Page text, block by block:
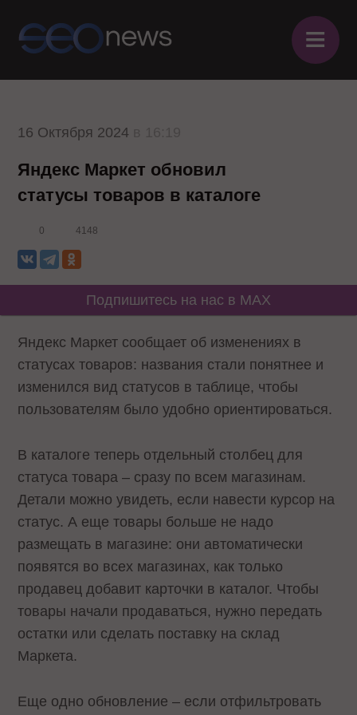
≡
16 Октября 2024
Яндекс Маркет обновил
статусы товаров в каталоге
0 4148
Подпишитесь на нас в MAX
Яндекс Маркет сообщает об изменениях в
статусах товаров: названия стали понятнее и
изменился вид статусов в таблице, чтобы
пользователям было удобно ориентироваться.
В каталоге теперь отдельный столбец для
статуса товара – сразу по всем магазинам.
Детали можно увидеть, если навести курсор на
статус. А еще товары больше не надо
размещать в магазине: они автоматически
появятся во всех магазинах, как только
продавец добавит карточки в каталог. Чтобы
товары начали продаваться, нужно передать
остатки или сделать поставку на склад
Маркета.
Еще одно обновление – если отфильтровать